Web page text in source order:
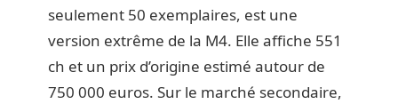
seulement 50 exemplaires, est une
version extrême de la M4. Elle affiche 551
ch et un prix d’origine estimé autour de
750 000 euros. Sur le marché secondaire,